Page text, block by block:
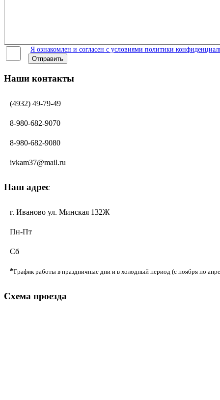
Я ознакомлен и согласен с условиями политики
Отправить
Наши контакты
(4932) 49-79-49
8-980-682-9070
8-980-682-9080
ivkam37@mail.ru
Наш адрес
г. Иваново ул. Минская 132Ж
Пн-Пт
Сб
*График работы в праздничные дни и в холодный период (с ноября по
Схема проезда